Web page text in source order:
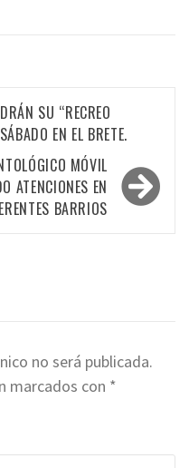
SU “RECREO
EN EL BRETE.
MÓVIL
ATENCIONES EN
BARRIOS
no será publicada.
marcados con *